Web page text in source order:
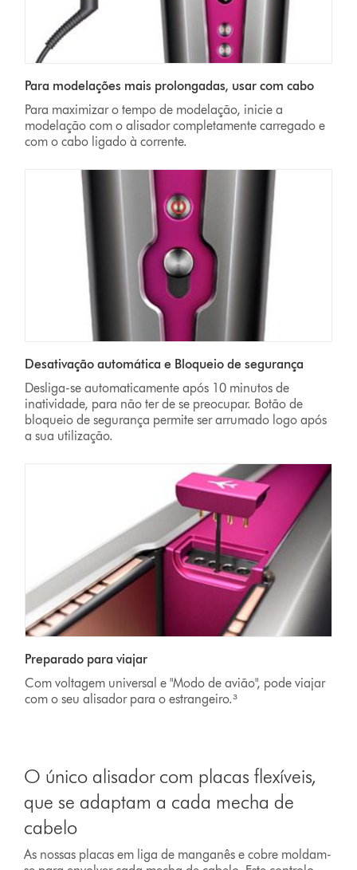
Para modelações mais prolongadas, usar com cabo
Para maximizar o tempo de modelação, inicie a
modelação com o alisador completamente carregado e
com o cabo ligado à corrente.
Desativação automática e Bloqueio de segurança
Desliga-se automaticamente após 10 minutos de
inatividade, para não ter de se preocupar. Botão de
bloqueio de segurança permite ser arrumado logo após
a sua utilização.
Preparado para viajar
Com voltagem universal e "Modo de avião", pode viajar
com o seu alisador para o estrangeiro.³
O único alisador com placas flexíveis,
que se adaptam a cada mecha de
cabelo
As nossas placas em liga de manganês e cobre moldam-